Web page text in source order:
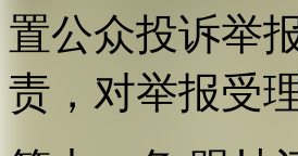
置公众投诉举
责，对举报受